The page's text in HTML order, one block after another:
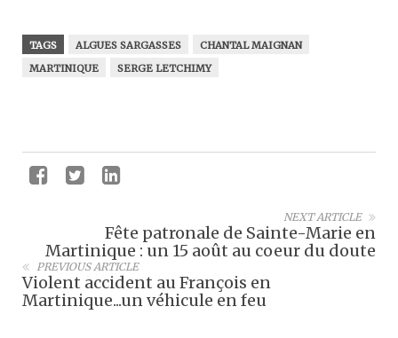
TAGS ALGUES SARGASSES
CHANTAL MAIGNAN
MARTINIQUE
SERGE LETCHIMY
NEXT ARTICLE
Fête patronale de Sainte-Marie en
Martinique : un 15 août au coeur du doute
PREVIOUS ARTICLE
Violent accident au François en
Martinique...un véhicule en feu